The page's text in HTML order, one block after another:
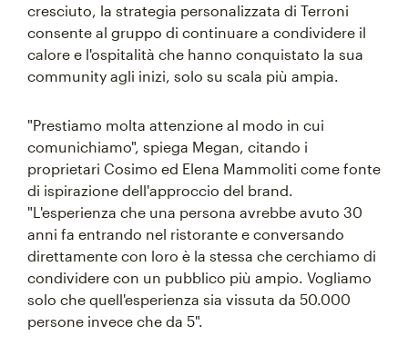
cresciuto, la strategia personalizzata di Terroni
consente al gruppo di continuare a condividere il
calore e l'ospitalità che hanno conquistato la sua
community agli inizi, solo su scala più ampia.
"Prestiamo molta attenzione al modo in cui
comunichiamo", spiega Megan, citando i
proprietari Cosimo ed Elena Mammoliti come fonte
di ispirazione dell'approccio del brand.
"L'esperienza che una persona avrebbe avuto 30
anni fa entrando nel ristorante e conversando
direttamente con loro è la stessa che cerchiamo di
condividere con un pubblico più ampio. Vogliamo
solo che quell'esperienza sia vissuta da 50.000
persone invece che da 5".